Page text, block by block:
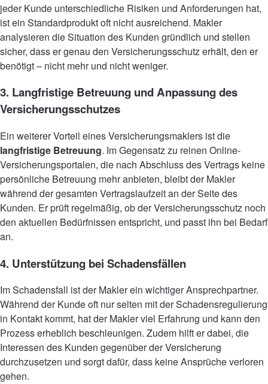
jeder Kunde unterschiedliche Risiken und Anforderungen hat,
ist ein Standardprodukt oft nicht ausreichend. Makler
analysieren die Situation des Kunden gründlich und stellen
sicher, dass er genau den Versicherungsschutz erhält, den er
benötigt – nicht mehr und nicht weniger.
3. Langfristige Betreuung und Anpassung des
Versicherungsschutzes
Ein weiterer Vorteil eines Versicherungsmaklers ist die
langfristige Betreuung. Im Gegensatz zu reinen Online-
Versicherungsportalen, die nach Abschluss des Vertrags keine
persönliche Betreuung mehr anbieten, bleibt der Makler
während der gesamten Vertragslaufzeit an der Seite des
Kunden. Er prüft regelmäßig, ob der Versicherungsschutz noch
den aktuellen Bedürfnissen entspricht, und passt ihn bei Bedarf
an.
4. Unterstützung bei Schadensfällen
Im Schadensfall ist der Makler ein wichtiger Ansprechpartner.
Während der Kunde oft nur selten mit der Schadensregulierung
in Kontakt kommt, hat der Makler viel Erfahrung und kann den
Prozess erheblich beschleunigen. Zudem hilft er dabei, die
Interessen des Kunden gegenüber der Versicherung
durchzusetzen und sorgt dafür, dass keine Ansprüche verloren
gehen.